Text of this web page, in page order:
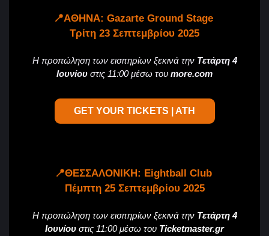
📍ΑΘΗΝΑ: Gazarte Ground Stage
Τρίτη 23 Σεπτεμβρίου 2025
Η προπώληση των εισιτηρίων ξεκινά την Tετάρτη 4
Ιουνίου στις 11:00 μέσω του more.com
GET YOUR TICKETS | ATH
📍ΘΕΣΣΑΛΟΝΙΚΗ: Eightball Club
Πέμπτη 25 Σεπτεμβρίου 2025
Η προπώληση των εισιτηρίων ξεκινά την Tετάρτη 4
Ιουνίου στις 11:00 μέσω του Ticketmaster.gr